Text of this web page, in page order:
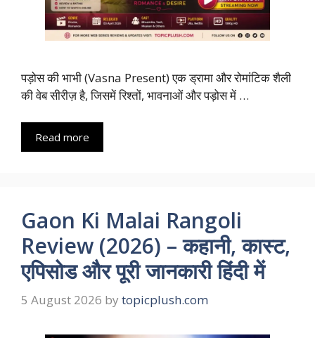
पड़ोस की भाभी (Vasna Present) एक ड्रामा और रोमांटिक शैली
की वेब सीरीज़ है, जिसमें रिश्तों, भावनाओं और पड़ोस में …
Read more
Gaon Ki Malai Rangoli
Review (2026) – कहानी, कास्ट,
एपिसोड और पूरी जानकारी हिंदी में
5 August 2026 by topicplush.com